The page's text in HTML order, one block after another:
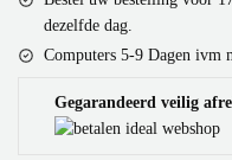
dezelfde dag.
Computers 5-9 Dagen ivm
Gegarandeerd veilig